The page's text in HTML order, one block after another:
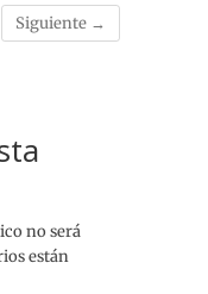
Siguiente →
no será
están